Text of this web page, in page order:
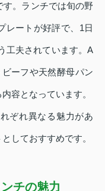
す。ランチでは旬の野
レートが好評で、1日
工夫されています。A
ーフや天然酵母パン
容となっています。
ぞれ異なる魅力があ
しておすすめです。
チの魅力